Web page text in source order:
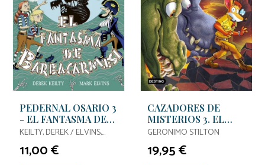
PEDERNAL OSARIO 3
- EL FANTASMA DE
BARBACARMESI
KEILTY, DEREK / ELVINS,
MARK
11,00 €
CAZADORES DE
MISTERIOS 3. EL
REGRESO DE LOS
GERONIMO STILTON
19,95 €